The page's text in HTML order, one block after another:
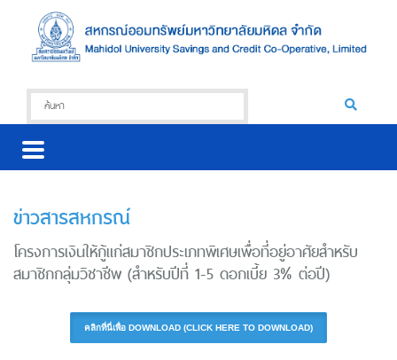
ข่าวสารสหกรณ์
โครงการเงินให้กู้แก่สมาชิกประเภทพิเศษเพื่อที่อยู่อาศัยสำหรับ
สมาชิกกลุ่มวิชาชีพ (สำหรับปีที่ 1-5 ดอกเบี้ย 3% ต่อปี)
คลิกที่นี่เพื่อ DOWNLOAD (CLICK HERE TO DOWNLOAD)